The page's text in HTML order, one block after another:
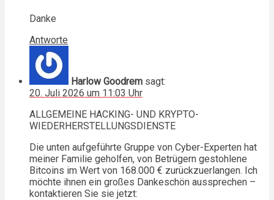
Danke
Antworte
Harlow Goodrem sagt:
20. Juli 2026 um 11:03 Uhr
ALLGEMEINE HACKING- UND KRYPTO-
WIEDERHERSTELLUNGSDIENSTE
Die unten aufgeführte Gruppe von Cyber-Experten hat
meiner Familie geholfen, von Betrügern gestohlene
Bitcoins im Wert von 168.000 € zurückzuerlangen. Ich
möchte ihnen ein großes Dankeschön aussprechen –
kontaktieren Sie sie jetzt: